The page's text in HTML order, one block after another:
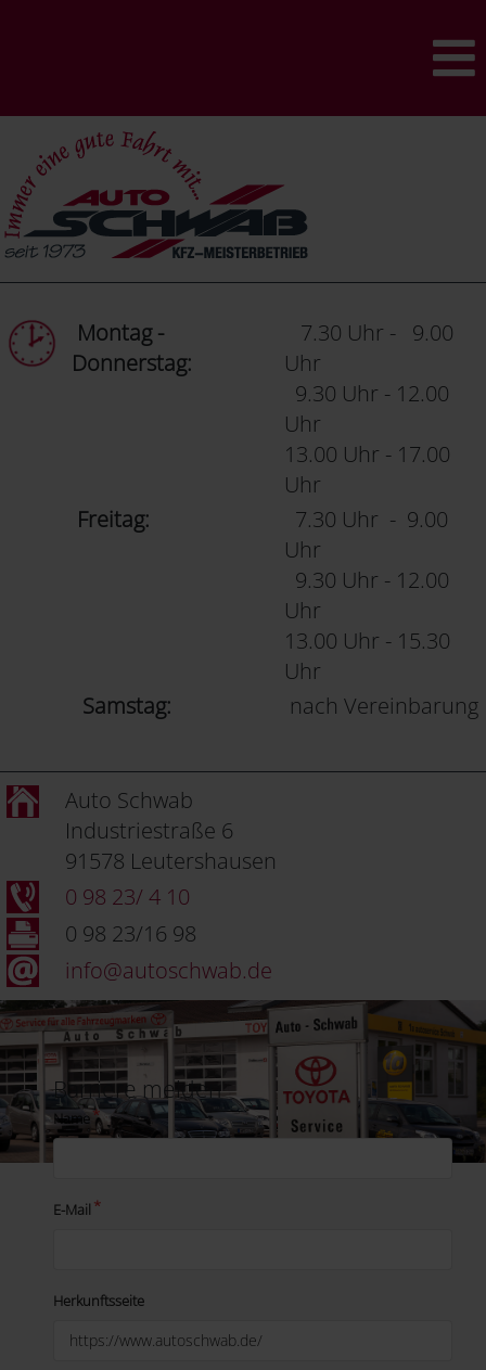
Montag -
Donnerstag:
7.30 Uhr - 9.00
Uhr
9.30 Uhr - 12.00
Uhr
13.00 Uhr - 17.00
Uhr
Freitag:
7.30 Uhr - 9.00
Uhr
9.30 Uhr - 12.00
Uhr
13.00 Uhr - 15.30
Uhr
Samstag:
nach Vereinbarung
Auto Schwab
Industriestraße 6
91578 Leutershausen
0 98 23/ 4 10
0 98 23/16 98
info@autoschwab.de
Barriere melden
Name
E-Mail
Herkunftsseite